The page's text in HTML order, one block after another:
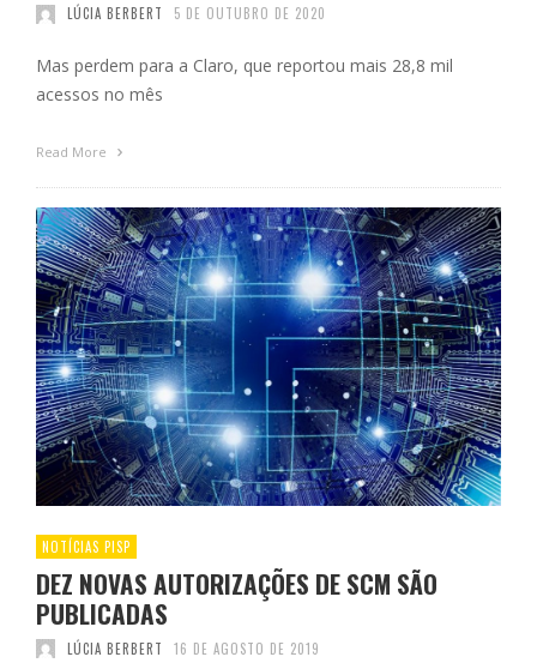
LÚCIA BERBERT 5 DE OUTUBRO DE 2020
Mas perdem para a Claro, que reportou mais 28,8 mil
acessos no mês
Read More
NOTÍCIAS PISP
DEZ NOVAS AUTORIZAÇÕES DE SCM SÃO
PUBLICADAS
LÚCIA BERBERT 16 DE AGOSTO DE 2019